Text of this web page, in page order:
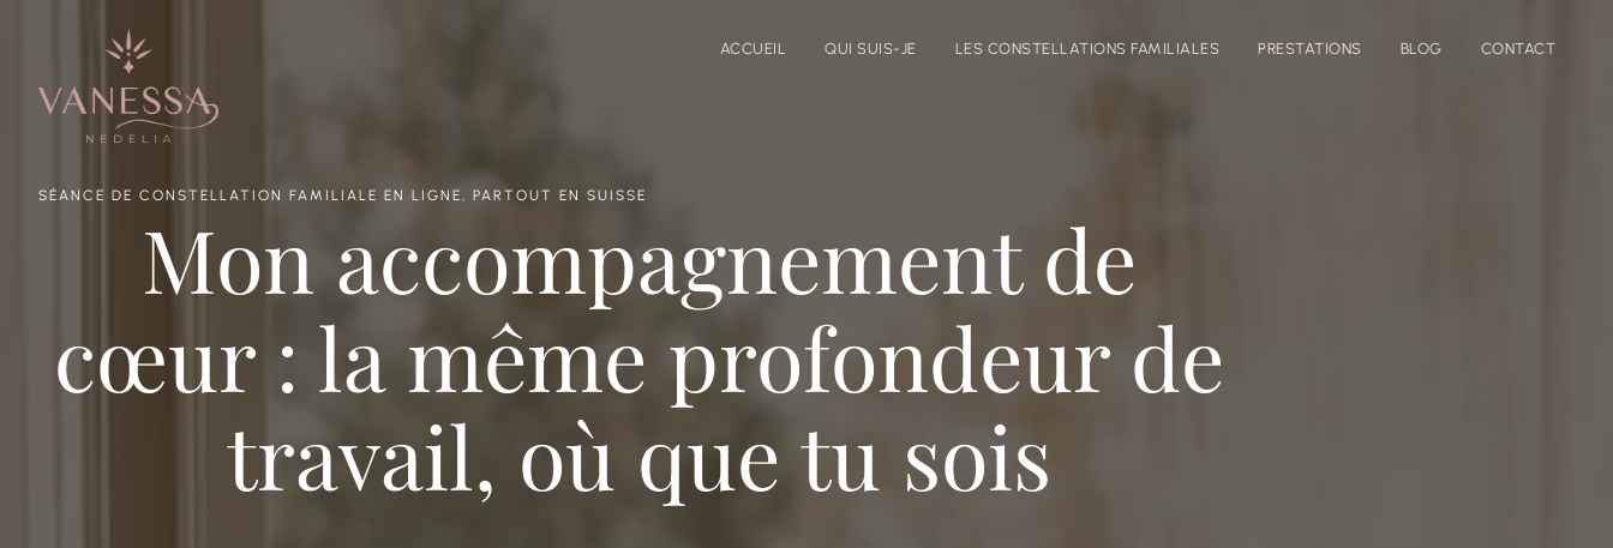
ACCUEIL QUI SUIS-JE LES CONSTELLATIONS FAMILIALES PRESTATIONS BLOG CONTACT
SÉANCE DE CONSTELLATION FAMILIALE EN LIGNE, PARTOUT EN SUISSE
Mon accompagnement de
cœur : la même profondeur de
travail, où que tu sois